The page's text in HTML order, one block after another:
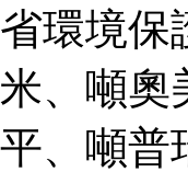
省環境保
米、噸奧
平、噸普